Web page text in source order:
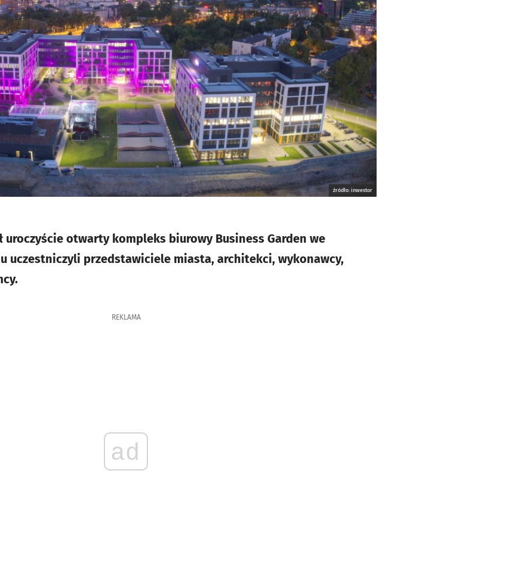
źródło: inwestor
uroczyście otwarty kompleks biurowy Business Garden we
uczestniczyli przedstawiciele miasta, architekci, wykonawcy,
REKLAMA
ad